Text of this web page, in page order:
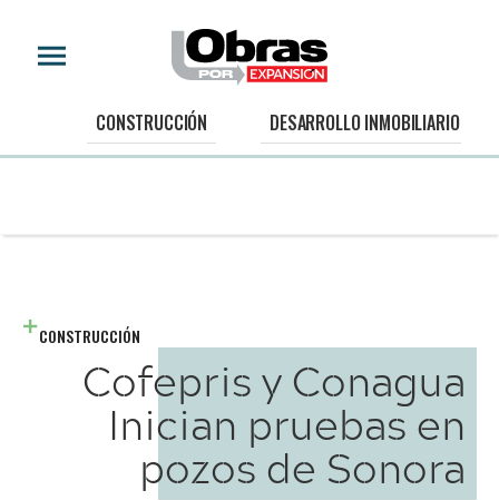
CONSTRUCCIÓN DESARROLLO INMOBILIARIO
CONSTRUCCIÓN
Cofepris y Conagua
Inician pruebas en
pozos de Sonora